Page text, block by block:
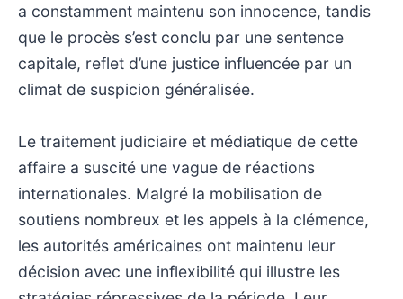
a constamment maintenu son innocence, tandis
que le procès s’est conclu par une sentence
capitale, reflet d’une justice influencée par un
climat de suspicion généralisée.
Le traitement judiciaire et médiatique de cette
affaire a suscité une vague de réactions
internationales. Malgré la mobilisation de
soutiens nombreux et les appels à la clémence,
les autorités américaines ont maintenu leur
décision avec une inflexibilité qui illustre les